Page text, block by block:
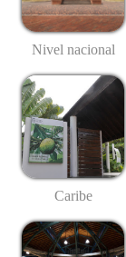
Nivel nacional
Caribe